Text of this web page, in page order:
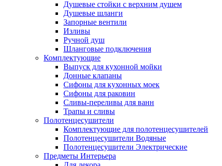
Душевые стойки с верхним душем
Душевые шланги
Запорные вентили
Изливы
Ручной душ
Шланговые подключения
Комплектующие
Выпуск для кухонной мойки
Донные клапаны
Сифоны для кухонных моек
Сифоны для раковин
Сливы-переливы для ванн
Трапы и сливы
Полотенцесушители
Комплектующие для полотенцесушителей
Полотенцесушители Водяные
Полотенцесушители Электрические
Предметы Интерьера